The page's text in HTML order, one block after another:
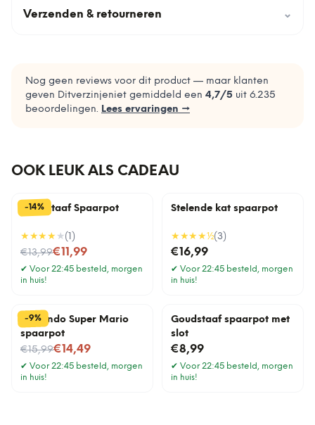
Verzenden & retourneren ⌄
Nog geen reviews voor dit product — maar klanten
geven Ditverzinjeniet gemiddeld een 4,7/5 uit 6.235
beoordelingen. Lees ervaringen →
OOK LEUK ALS CADEAU
-14%
Goudstaaf Spaarpot
★★★★ ★( 1 )
€13,99
Nu voor€11,99
✔ Voor 22:45 besteld, morgen
in huis!
Stelende kat spaarpot
★★★★½(3)
€16,99
✔ Voor 22:45 besteld, morgen
in huis!
-9%
Nintendo Super Mario
spaarpot
€15,99
Nu voor€14,49
✔ Voor 22:45 besteld, morgen
in huis!
Goudstaaf spaarpot met
slot
€8,99
✔ Voor 22:45 besteld, morgen
in huis!